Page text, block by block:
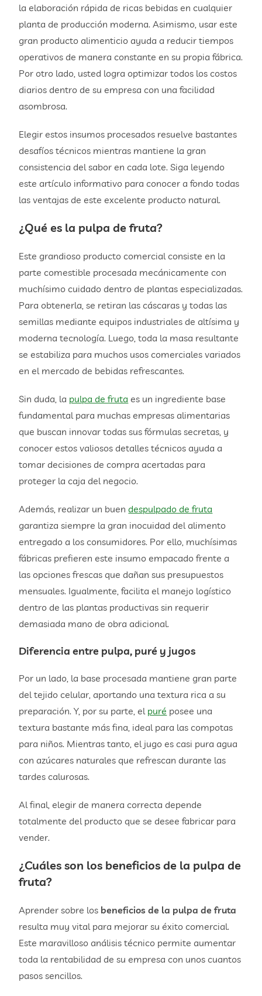
la elaboración rápida de ricas bebidas en cualquier
planta de producción moderna. Asimismo, usar este
gran producto alimenticio ayuda a reducir tiempos
operativos de manera constante en su propia fábrica.
Por otro lado, usted logra optimizar todos los costos
diarios dentro de su empresa con una facilidad
asombrosa.
Elegir estos insumos procesados resuelve bastantes
desafíos técnicos mientras mantiene la gran
consistencia del sabor en cada lote. Siga leyendo
este artículo informativo para conocer a fondo todas
las ventajas de este excelente producto natural.
¿Qué es la pulpa de fruta?
Este grandioso producto comercial consiste en la
parte comestible procesada mecánicamente con
muchísimo cuidado dentro de plantas especializadas.
Para obtenerla, se retiran las cáscaras y todas las
semillas mediante equipos industriales de altísima y
moderna tecnología. Luego, toda la masa resultante
se estabiliza para muchos usos comerciales variados
en el mercado de bebidas refrescantes.
Sin duda, la pulpa de fruta es un ingrediente base
fundamental para muchas empresas alimentarias
que buscan innovar todas sus fórmulas secretas, y
conocer estos valiosos detalles técnicos ayuda a
tomar decisiones de compra acertadas para
proteger la caja del negocio.
Además, realizar un buendespulpado de fruta
garantiza siempre la gran inocuidad del alimento
entregado a los consumidores. Por ello, muchísimas
fábricas prefieren este insumo empacado frente a
las opciones frescas que dañan sus presupuestos
mensuales. Igualmente, facilita el manejo logístico
dentro de las plantas productivas sin requerir
demasiada mano de obra adicional.
Diferencia entre pulpa, puré y jugos
Por un lado, la base procesada mantiene gran parte
del tejido celular, aportando una textura rica a su
preparación. Y, por su parte, el puré posee una
textura bastante más fina, ideal para las compotas
para niños. Mientras tanto, el jugo es casi pura agua
con azúcares naturales que refrescan durante las
tardes calurosas.
Al final, elegir de manera correcta depende
totalmente del producto que se desee fabricar para
vender.
¿Cuáles son los beneficios de la pulpa de
fruta?
Aprender sobre los beneficios de la pulpa de fruta
resulta muy vital para mejorar su éxito comercial.
Este maravilloso análisis técnico permite aumentar
toda la rentabilidad de su empresa con unos cuantos
pasos sencillos.